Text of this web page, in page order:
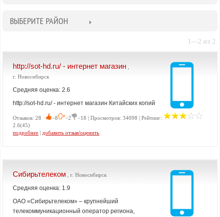
ВЫБЕРИТЕ РАЙОН
1—2 из 2.
http://sot-hd.ru/ - интернет магазин
г. Новосибирск
Средняя оценка: 2.6
http://sot-hd.ru/ - интернет магазин Китайских копий
Отзывов: 28 −8 −2
−18 | Просмотров: 34098 | Рейтинг:
2.6(45)
подробнее | добавить отзыв/оценить
Сибирьтелеком , г. Новосибирск
Средняя оценка: 1.9
ОАО «Сибирьтелеком» – крупнейший
телекоммуникационный оператор региона,